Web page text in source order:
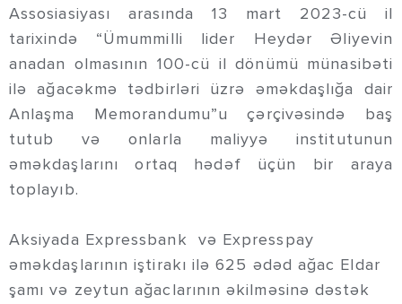
Assosiasiyası arasında 13 mart 2023-cü il
tarixində “Ümummilli lider Heydər Əliyevin
anadan olmasının 100-cü il dönümü münasibəti
ilə ağacəkmə tədbirləri üzrə əməkdaşlığa dair
Anlaşma Memorandumu”u çərçivəsində baş
tutub və onlarla maliyyə institutunun
əməkdaşlarını ortaq hədəf üçün bir araya
toplayıb.
Aksiyada Expressbank və Expresspay
əməkdaşlarının iştirakı ilə 625 ədəd ağac Eldar
şamı və zeytun ağaclarının əkilməsinə dəstək